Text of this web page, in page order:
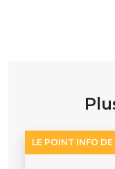
LE POINT INFO